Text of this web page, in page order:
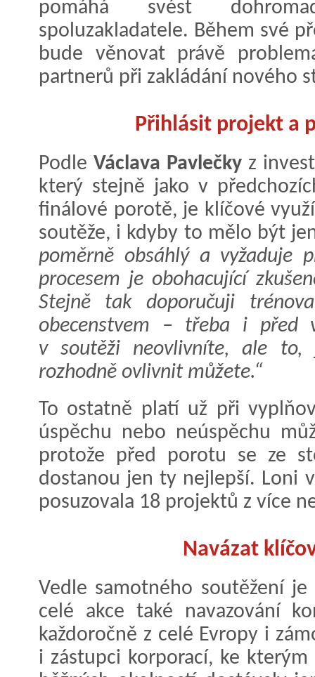
pomáhá svést
spoluzakladatele. Během své
bude věnovat právě
partnerů při zakládání nového
Přihlásit projekt a
Podle Václava Pavlečky z
který stejně jako v
finálové porotě, je klíčové
soutěže, i kdyby to mělo být
poměrně obsáhlý a vyžaduje
procesem je obohacující
Stejně tak doporučuji
obecenstvem – třeba i před
v soutěži neovlivníte, ale to,
rozhodně ovlivnit můžete.“
To ostatně platí už při
úspěchu nebo neúspěchu
protože před porotu se ze
dostanou jen ty nejlepší. Loni
posuzovala 18 projektů z více
Navázat
Vedle samotného soutěžení
celé akce také navazování
každoročně z celé Evropy i
i zástupci korporací, ke